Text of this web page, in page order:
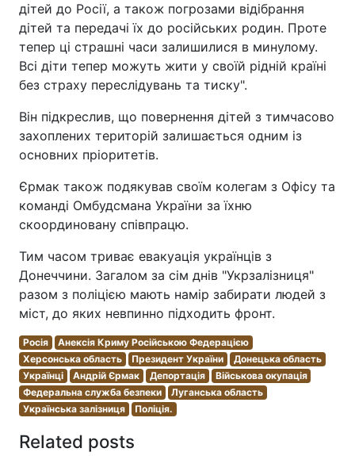
дітей до Росії, а також погрозами відібрання
дітей та передачі їх до російських родин. Проте
тепер ці страшні часи залишилися в минулому.
Всі діти тепер можуть жити у своїй рідній країні
без страху переслідувань та тиску".
Він підкреслив, що повернення дітей з тимчасово
захоплених територій залишається одним із
основних пріоритетів.
Єрмак також подякував своїм колегам з Офісу та
команді Омбудсмана України за їхню
скоординовану співпрацю.
Тим часом триває евакуація українців з
Донеччини. Загалом за сім днів "Укрзалізниця"
разом з поліцією мають намір забирати людей з
міст, до яких невпинно підходить фронт.
Росія
Анексія Криму Російською Федерацією
Херсонська область
Президент України
Донецька область
Українці
Андрій Єрмак Депортація
Військова окупація
Федеральна служба безпеки
Луганська область
Українська залізниця
Поліція.
Related posts